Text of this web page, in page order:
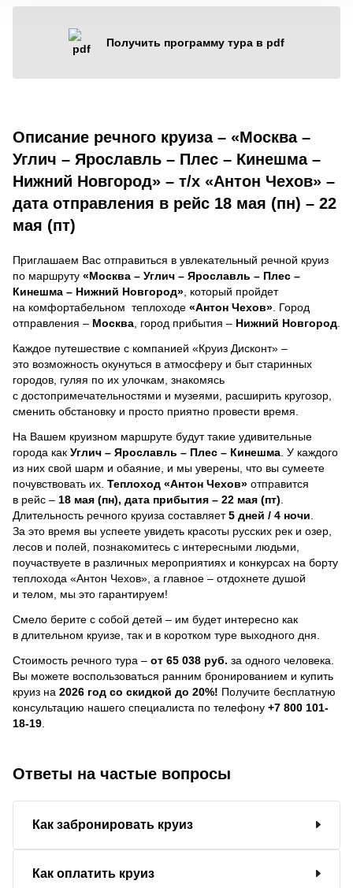
Получить программу тура в pdf
Описание речного круиза – «Москва –
Углич – Ярославль – Плес – Кинешма –
Нижний Новгород» – т/х «Антон Чехов» –
дата отправления в рейс 18 мая (пн) – 22
мая (пт)
Приглашаем Вас отправиться в увлекательный речной круиз
по маршруту «Москва – Углич – Ярославль – Плес –
Кинешма – Нижний Новгород» , который пройдет
на комфортабельном теплоходе «Антон Чехов» . Город
отправления – Москва , город прибытия – Нижний Новгород
Каждое путешествие с компанией «Круиз Дисконт» –
это возможность окунуться в атмосферу и быт старинных
городов, гуляя по их улочкам, знакомясь
с достопримечательностями и музеями, расширить кругозор,
сменить обстановку и просто приятно провести время.
На Вашем круизном маршруте будут такие удивительные
города как Углич – Ярославль – Плес – Кинешма . У каждого
из них свой шарм и обаяние, и мы уверены, что вы сумеете
почувствовать их. Теплоход «Антон Чехов» отправится
в рейс – 18 мая (пн), дата прибытия – 22 мая (пт)
Длительность речного круиза составляет5 дней / 4 ночи
За это время вы успеете увидеть красоты русских рек и озер,
лесов и полей, познакомитесь с интересными людьми,
поучаствуете в различных мероприятиях и конкурсах на борту
теплохода «Антон Чехов», а главное – отдохнете душой
и телом, мы это гарантируем!
Смело берите с собой детей – им будет интересно как
в длительном круизе, так и в коротком туре выходного дня.
Стоимость речного тура – от 65 038 руб. за одного человека.
Вы можете воспользоваться ранним бронированием и купить
круиз на 2026 год со скидкой до 20%! Получите бесплатную
консультацию нашего специалиста по телефону +7 800 101-
18-19
Ответы на частые вопросы
Как забронировать круиз
Как оплатить круиз